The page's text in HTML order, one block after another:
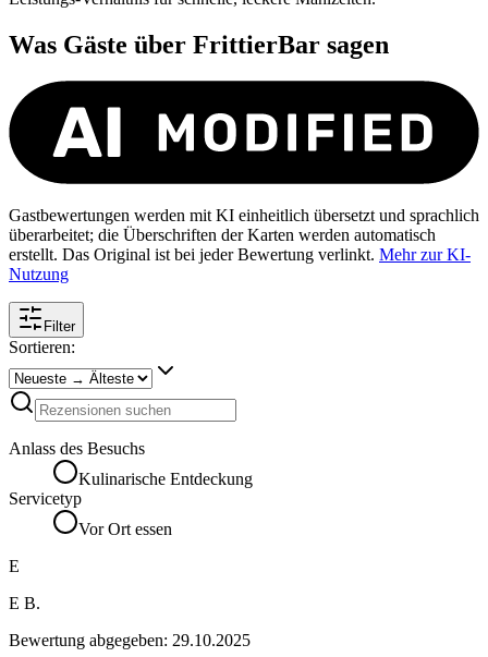
Was Gäste über FrittierBar sagen
Gastbewertungen werden mit KI einheitlich übersetzt und sprachlich
überarbeitet; die Überschriften der Karten werden automatisch
erstellt. Das Original ist bei jeder Bewertung verlinkt. Mehr zur KI-
Nutzung
Filter
Sortieren:
Anlass des Besuchs
Kulinarische Entdeckung
Servicetyp
Vor Ort essen
E
E B.
Bewertung abgegeben: 29.10.2025